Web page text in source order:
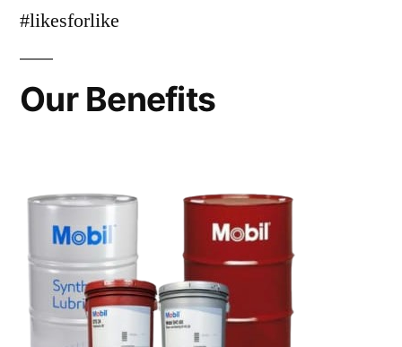
#likesforlike
Our Benefits